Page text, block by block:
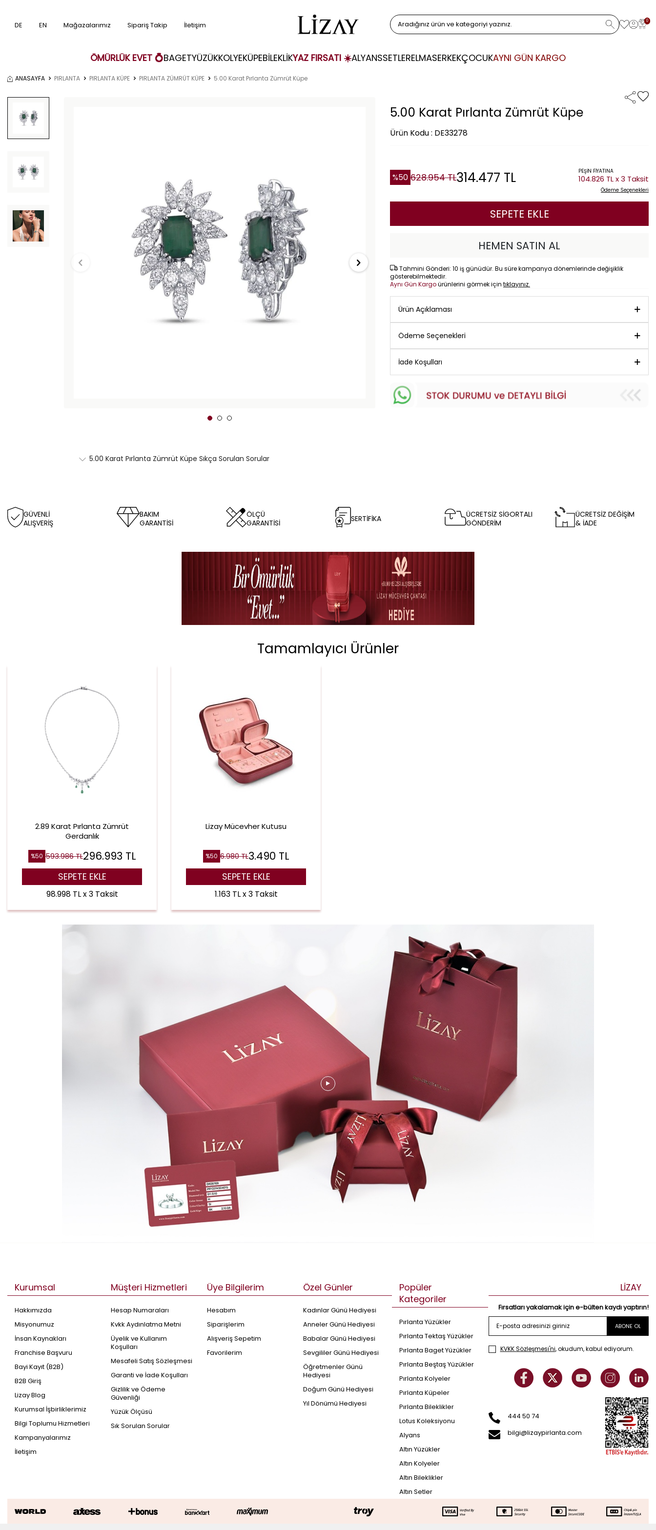
DE EN Mağazalarımız Sipariş Takip İletişim 0
ÖMÜRLÜK EVET 💍BAGETYÜZÜKKOLYEKÜPEBİLEKLİKYAZ FIRSATI ☀️ALYANSSETLERELMASERKEKÇOCUKAYNI GÜN KARGO
ANASAYFA PIRLANTA PIRLANTA KÜPE PIRLANTA ZÜMRÜT KÜPE 5.00 Karat Pırlanta Zümrüt Küpe
5.00 Karat Pırlanta Zümrüt Küpe
Ürün Kodu : DE33278
%50 628.954TL314.477 TL PEŞİN FİYATINA
104.826 TL x 3 Taksit
Ödeme Seçenekleri
SEPETE EKLE
HEMEN SATIN AL
Tahmini Gönderi: 10 iş günüdür. Bu süre kampanya dönemlerinde değişiklik
gösterebilmektedir.
Aynı Gün Kargoürünlerini görmek için tıklayınız.
Ürün Açıklaması
Ödeme Seçenekleri
İade Koşulları
5.00 Karat Pırlanta Zümrüt Küpe Sıkça Sorulan Sorular
5.00 Karat Pırlanta Zümrüt
GÜVENLİ
ALIŞVERİŞ
BAKIM
GARANTİSİ
ÖLÇÜ
GARANTİSİ
SERTİFİKA
ÜCRETSİZ SİGORTALI
GÖNDERİM
ÜCRETSİZ DEĞİŞİM
& İADE
Tamamlayıcı Ürünler
2.89 Karat Pırlanta Zümrüt
Gerdanlık
%50 593.986TL296.993 TL
SEPETE EKLE
98.998 TL x 3 Taksit
Lizay Mücevher Kutusu
%50 6.980TL3.490 TL
SEPETE EKLE
1.163 TL x 3 Taksit
Kurumsal
Hakkımızda
Misyonumuz
İnsan Kaynakları
Franchise Başvuru
Bayi Kayıt (B2B)
B2B Giriş
Lizay Blog
Kurumsal İşbirliklerimiz
Bilgi Toplumu Hizmetleri
Kampanyalarımız
İletişim
Müşteri Hizmetleri
Hesap Numaraları
Kvkk Aydınlatma Metni
Üyelik ve Kullanım
Koşulları
Mesafeli Satış Sözleşmesi
Garanti ve İade Koşulları
Gizlilik ve Ödeme
Güvenliği
Yüzük Ölçüsü
Sık Sorulan Sorular
Üye Bilgilerim
Hesabım
Siparişlerim
Alışveriş Sepetim
Favorilerim
Özel Günler
Kadınlar Günü Hediyesi
Anneler Günü Hediyesi
Babalar Günü Hediyesi
Sevgililer Günü Hediyesi
Öğretmenler Günü
Hediyesi
Doğum Günü Hediyesi
Yıl Dönümü Hediyesi
Popüler
Kategoriler
Pırlanta Yüzükler
Pırlanta Tektaş Yüzükler
Pırlanta Baget Yüzükler
Pırlanta Beştaş Yüzükler
Pırlanta Kolyeler
Pırlanta Küpeler
Pırlanta Bileklikler
Lotus Koleksiyonu
Alyans
Altın Yüzükler
Altın Kolyeler
Altın Bileklikler
Altın Setler
LİZAY
Fırsatları yakalamak için e-bülten kaydı yaptırın!
ABONE OL
KVKK Sözleşmesi'ni, okudum, kabul ediyorum.
444 50 74
bilgi@lizaypirlanta.com